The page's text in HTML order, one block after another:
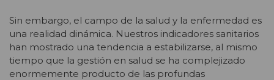
Sin embargo, el campo de la salud y la enfermedad es
una realidad dinámica. Nuestros indicadores sanitarios
han mostrado una tendencia a estabilizarse, al mismo
tiempo que la gestión en salud se ha complejizado
enormemente producto de las profundas